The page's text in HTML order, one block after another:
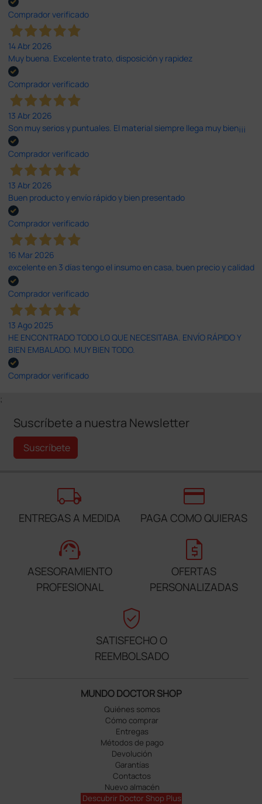
Comprador verificado
14 Abr 2026
Muy buena. Excelente trato, disposición y rapidez
Comprador verificado
13 Abr 2026
Son muy serios y puntuales. El material siempre llega muy bien¡¡¡
Comprador verificado
13 Abr 2026
Buen producto y envío rápido y bien presentado
Comprador verificado
16 Mar 2026
excelente en 3 días tengo el insumo en casa, buen precio y calidad
Comprador verificado
13 Ago 2025
HE ENCONTRADO TODO LO QUE NECESITABA. ENVÍO RÁPIDO Y
BIEN EMBALADO. MUY BIEN TODO.
Comprador verificado
;
Suscríbete a nuestra Newsletter
Suscríbete
local_shipping
ENTREGAS A MEDIDA
credit_card
PAGA COMO QUIERAS
support_agent
ASESORAMIENTO
PROFESIONAL
request_quote
OFERTAS
PERSONALIZADAS
verified_user
SATISFECHO O
REEMBOLSADO
MUNDO DOCTOR SHOP
Quiénes somos
Cómo comprar
Entregas
Métodos de pago
Devolución
Garantías
Contactos
Nuevo almacén
Descubrir Doctor Shop Plus